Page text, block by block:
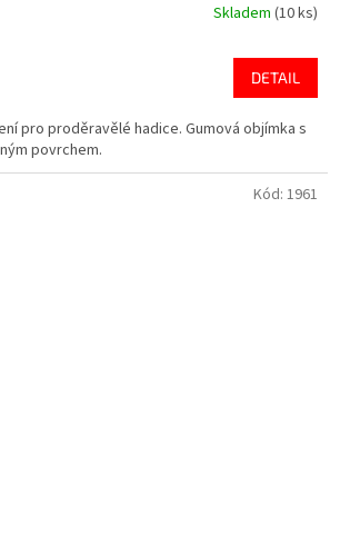
Skladem (10 ks)
DETAIL
pro proděravělé hadice. Gumová objímka s
povrchem.
Kód: 1961